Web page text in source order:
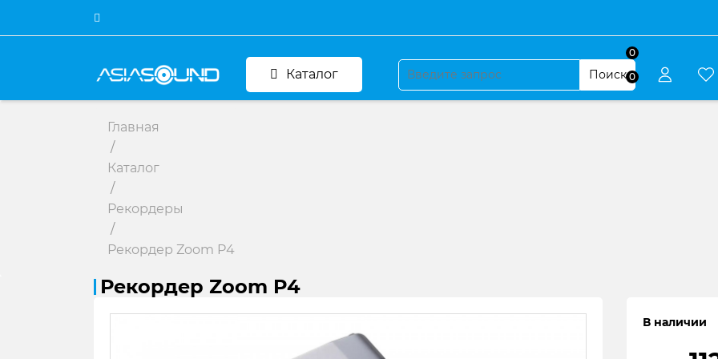
Каталог Поиск
0
0
Главная
/
Каталог
/
Рекордеры
/
Рекордер Zoom P4
Рекордер Zoom P4
В наличии